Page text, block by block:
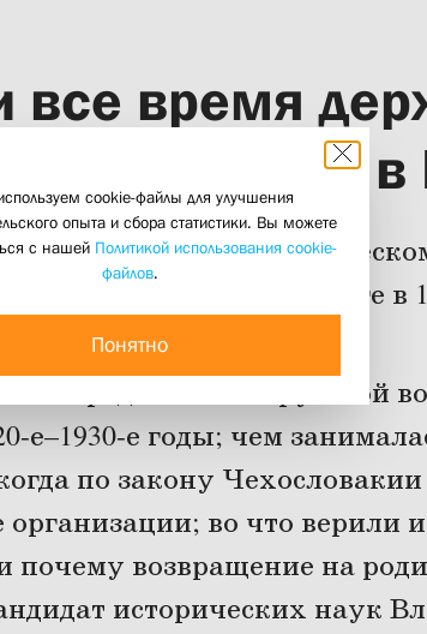
время
вернуться в
прочитал на
эмиграции в Праге в
представитель русской
е–1930-е годы; чем
по закону
организации; во что верили
почему возвращение на
исторических наук
cookie-файлы для улучшения
опыта и сбора статистики. Вы можете
с нашей Политикой использования cookie-
файлов.
Понятно